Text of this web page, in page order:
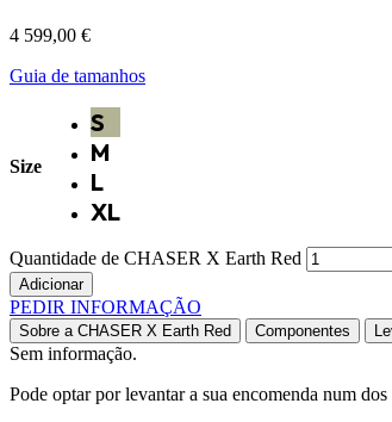
4 599,00 €
Guia de tamanhos
Size
S
M
L
XL
Quantidade de CHASER X Earth Red
Adicionar
PEDIR INFORMAÇÃO
Sobre a CHASER X Earth Red Componentes
Sem informação.
Pode optar por levantar a sua encomenda num